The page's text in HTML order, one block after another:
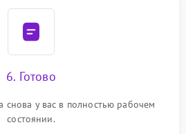
6. Готово
снова у вас в полностью рабочем
состоянии.